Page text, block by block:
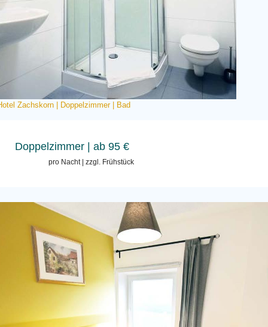
Zachskorn | Doppelzimmer | Bad
Doppelzimmer | ab 95 €
pro Nacht | zzgl. Frühstück